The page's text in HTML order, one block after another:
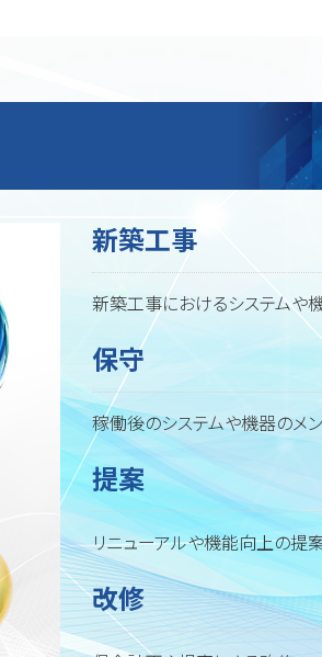
新築工事
新築工事におけるシステムや
保守
稼働後のシステムや機器のメ
提案
リニューアルや機能向上の提
改修